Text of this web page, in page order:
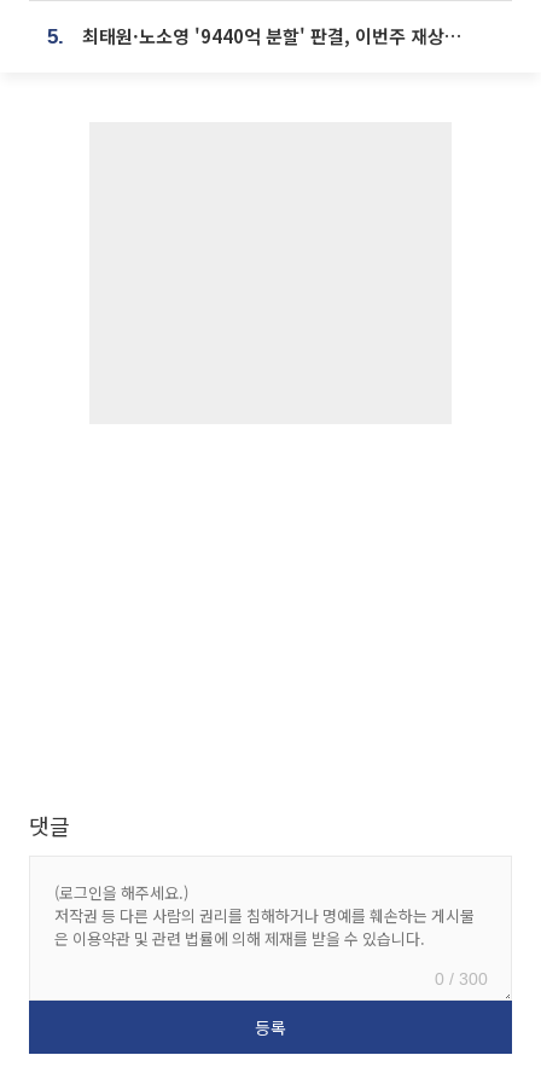
5. 최태원·노소영 '9440억 분할' 판결, 이번주 재상고 여부 주목
댓글
0 / 300